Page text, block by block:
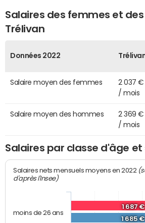
Salaires des femmes et
Trélivan
Données 2022
Salaire moyen des femmes
2 037
/ mois
Salaire moyen des hommes
2 369
/ mois
Salaires par classe d'âge et
Salaires nets mensuels moyens en 2022
d'après l'Insee)
1 687 €
1 685 €
moins de 26 ans